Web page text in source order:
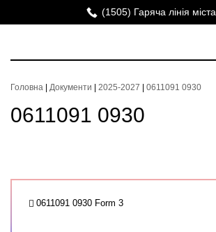
(1505) Гаряча лінія міста
Головна Документи 2025-2027 0611091 0930
0611091 0930
0611091 0930 Form 3